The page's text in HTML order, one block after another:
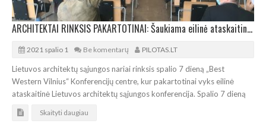
ARCHITEKTAI RINKSIS PAKARTOTINAI: Šaukiama eilinė ataskaitinė LAS konferencija
2021 spalio 1 Be komentarų PILOTAS.LT
Lietuvos architektų sąjungos nariai rinksis spalio 7 dieną „Best
Western Vilnius“ Konferencijų centre, kur pakartotinai vyks eilinė
ataskaitinė Lietuvos architektų sąjungos konferencija. Spalio 7 dieną
Skaityti daugiau